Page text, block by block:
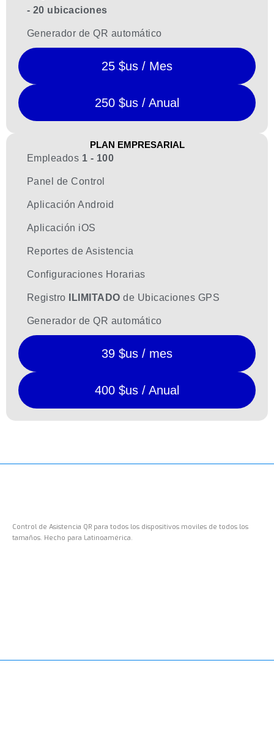
- 20 ubicaciones
Generador de QR automático
25 $us / Mes
250 $us / Anual
PLAN EMPRESARIAL
Empleados 1 - 100
Panel de Control
Aplicación Android
Aplicación iOS
Reportes de Asistencia
Configuraciones Horarias
Registro ILIMITADO de Ubicaciones GPS
Generador de QR automático
39 $us / mes
400 $us / Anual
Control de Asistencia QR para todos los dispositivos moviles de todos los
tamaños. Hecho para Latinoamérica.